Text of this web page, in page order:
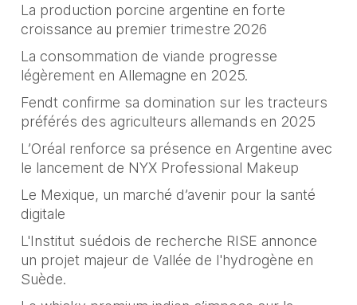
La production porcine argentine en forte
croissance au premier trimestre 2026
La consommation de viande progresse
légèrement en Allemagne en 2025.
Fendt confirme sa domination sur les tracteurs
préférés des agriculteurs allemands en 2025
L’Oréal renforce sa présence en Argentine avec
le lancement de NYX Professional Makeup
Le Mexique, un marché d’avenir pour la santé
digitale
L'Institut suédois de recherche RISE annonce
un projet majeur de Vallée de l'hydrogène en
Suède.